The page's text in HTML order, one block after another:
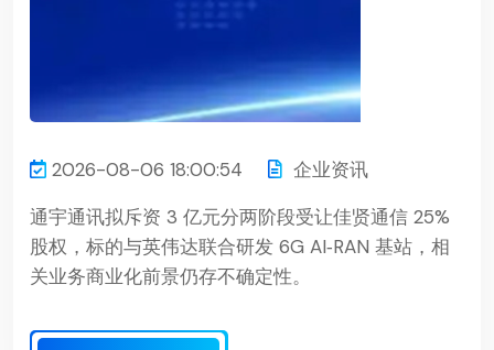
2026-08-06 18:00:54
企业资讯
通宇通讯拟斥资 3 亿元分两阶段受让佳贤通信 25%
股权，标的与英伟达联合研发 6G AI‑RAN 基站，相
关业务商业化前景仍存不确定性。